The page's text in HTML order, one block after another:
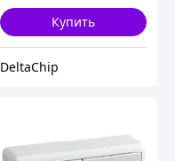
Купить
DeltaChip